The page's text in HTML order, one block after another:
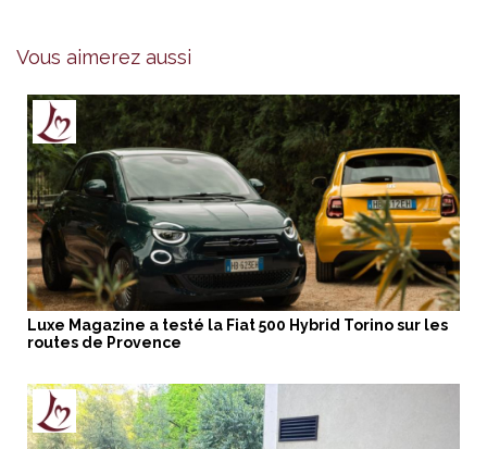
Vous aimerez aussi
Luxe Magazine a testé la Fiat 500 Hybrid Torino sur les
routes de Provence